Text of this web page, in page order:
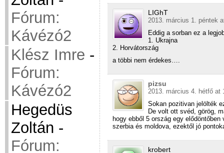
Fórum:
Kávézó2
Klész Imre -
Fórum:
Kávézó2
Hegedüs
Zoltán -
Fórum:
LIGhT
2013. március 1. péntek
Eddig a sorban ez a
1. Ukrajna
2. Horvátország
a többi nem érdekes….
pizsu
2013. március 4. hétfő at
Sokan pozitivan jelölték
De volt ott svéd, görög,
hogy ebből 5 ország egy
szerbia és moldova, ezektől jó
krobert